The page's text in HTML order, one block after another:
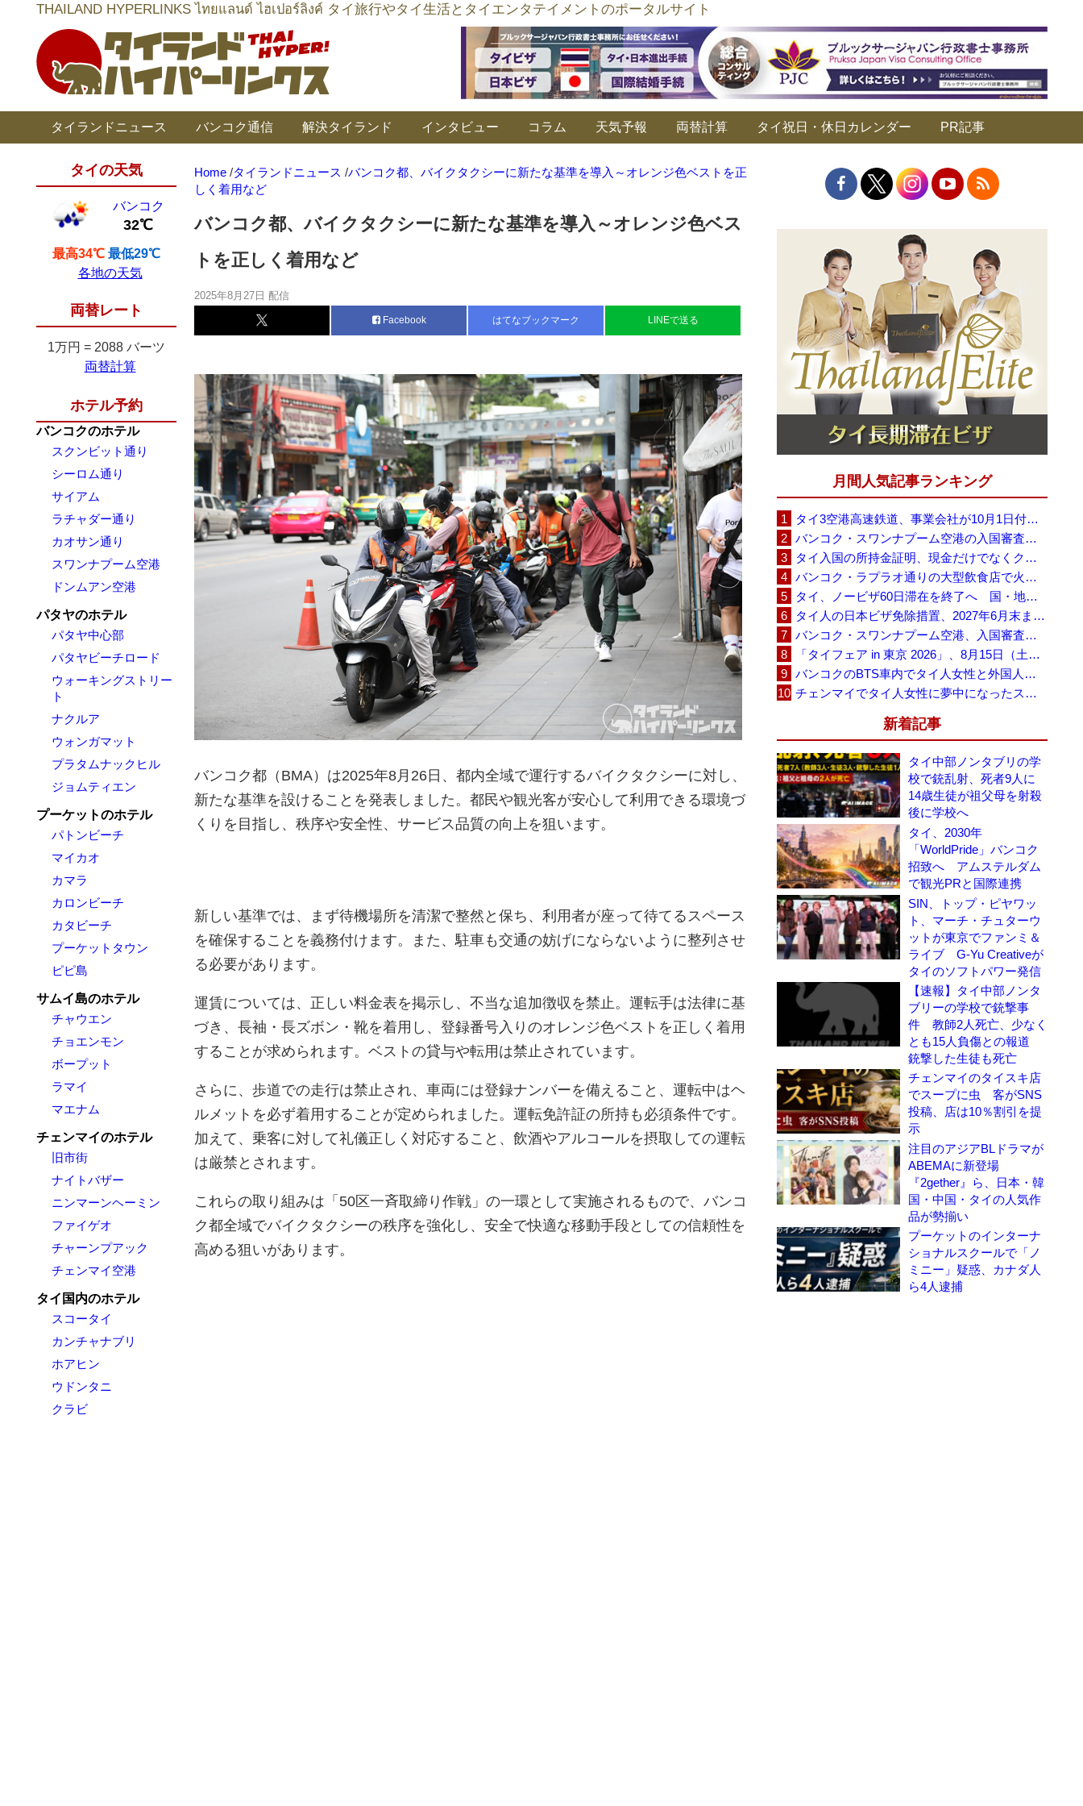
THAILAND HYPERLINKS ไทยแลนด์ ไฮเปอร์ลิงค์ タイ旅行やタイ生活とタイエンタテイメントのポータルサイト
タイランドニュース バンコク通信 解決タイランド インタビュー コラム 天気予報 両替計算 タイ祝日・休日カレンダー PR記事
タイの天気
バンコク
32℃
最高34℃ 最低29℃
各地の天気
両替レート
1万円 = 2088 バーツ
両替計算
ホテル予約
バンコクのホテル
スクンビット通り
シーロム通り
サイアム
ラチャダー通り
カオサン通り
スワンナプーム空港
ドンムアン空港
パタヤのホテル
パタヤ中心部
パタヤビーチロード
ウォーキングストリー
ト
ナクルア
ウォンガマット
プラタムナックヒル
ジョムティエン
プーケットのホテル
パトンビーチ
マイカオ
カマラ
カロンビーチ
カタビーチ
プーケットタウン
ピピ島
サムイ島のホテル
チャウエン
チョエンモン
ボープット
ラマイ
マエナム
チェンマイのホテル
旧市街
ナイトバザー
ニンマーンヘーミン
ファイゲオ
チャーンプアック
チェンマイ空港
タイ国内のホテル
スコータイ
カンチャナブリ
ホアヒン
ウドンタニ
クラビ
Home /タイランドニュース /バンコク都、バイクタクシーに新たな基準を導入～オレンジ色ベストを正
しく着用など
バンコク都、バイクタクシーに新たな基準を導入～オレンジ色ベス
トを正しく着用など
2025年8月27日 配信
Facebook はてなブックマーク LINEで送る
バンコク都（BMA）は2025年8月26日、都内全域で運行するバイクタクシーに対し、
新たな基準を設けることを発表しました。都民や観光客が安心して利用できる環境づ
くりを目指し、秩序や安全性、サービス品質の向上を狙います。
新しい基準では、まず待機場所を清潔で整然と保ち、利用者が座って待てるスペース
を確保することを義務付けます。また、駐車も交通の妨げにならないように整列させ
る必要があります。
運賃については、正しい料金表を掲示し、不当な追加徴収を禁止。運転手は法律に基
づき、長袖・長ズボン・靴を着用し、登録番号入りのオレンジ色ベストを正しく着用
することが求められます。ベストの貸与や転用は禁止されています。
さらに、歩道での走行は禁止され、車両には登録ナンバーを備えること、運転中はヘ
ルメットを必ず着用することが定められました。運転免許証の所持も必須条件です。
加えて、乗客に対して礼儀正しく対応すること、飲酒やアルコールを摂取しての運転
は厳禁とされます。
これらの取り組みは「50区一斉取締り作戦」の一環として実施されるもので、バンコ
ク都全域でバイクタクシーの秩序を強化し、安全で快適な移動手段としての信頼性を
高める狙いがあります。
月間人気記事ランキング
タイ3空港高速鉄道、事業会社が10月1日付の契約終了を通知 「現時点での撤退決定ではない」
バンコク・スワンナプーム空港の入国審査に長蛇の列、SNSで「3～4時間待ち」との投稿が拡散
タイ入国の所持金証明、現金だけでなくクレジットカードや銀行明細も提示可能
バンコク・ラプラオ通りの大型飲食店で火災、27人死亡・多数負傷
タイ、ノービザ60日滞在を終了へ 国・地域別に30日・15日へ再編
タイ人の日本ビザ免除措置、2027年6月末まで延長 不安広がる中でひとまず安堵
バンコク・スワンナプーム空港、入国審査で2～3時間待ちの時間帯も 審査厳格化と人員不足が影響か
「タイフェア in 東京 2026」、8月15日（土）・16日（日）に代々木公園で開催
バンコクのBTS車内でタイ人女性と外国人学生グループが口論、騒音めぐる動画が拡散
チェンマイでタイ人女性に夢中になったスウェーデン人男性、全財産を失い捨てられる
新着記事
タイ中部ノンタブリの学
校で銃乱射、死者9人に
14歳生徒が祖父母を射殺
後に学校へ
タイ、2030年
「WorldPride」バンコク
招致へ アムステルダム
で観光PRと国際連携
SIN、トップ・ピヤワッ
ト、マーチ・チュターウ
ットが東京でファンミ＆
ライブ G-Yu Creativeが
タイのソフトパワー発信
【速報】タイ中部ノンタ
ブリーの学校で銃撃事
件 教師2人死亡、少なく
とも15人負傷との報道
銃撃した生徒も死亡
チェンマイのタイスキ店
でスープに虫 客がSNS
投稿、店は10％割引を提
示
注目のアジアBLドラマが
ABEMAに新登場
『2gether』ら、日本・韓
国・中国・タイの人気作
品が勢揃い
プーケットのインターナ
ショナルスクールで「ノ
ミニー」疑惑、カナダ人
ら4人逮捕